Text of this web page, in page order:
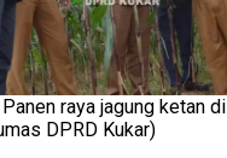
raya jagung ketan
DPRD Kukar)